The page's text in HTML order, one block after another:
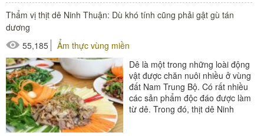
Thẩm vị thịt dê Ninh Thuận: Dù khó tính cũng phải gật gù tán
dương
55,185
Ẩm thực vùng miền
Dê là một trong những loài động
vật được chăn nuôi nhiều ở vùng
đất Nam Trung Bộ. Có rất nhiều
các sản phẩm độc đáo được làm
từ dê. Trong đó, thịt dê Ninh